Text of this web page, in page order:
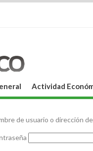
Actividad
de usuario o dirección